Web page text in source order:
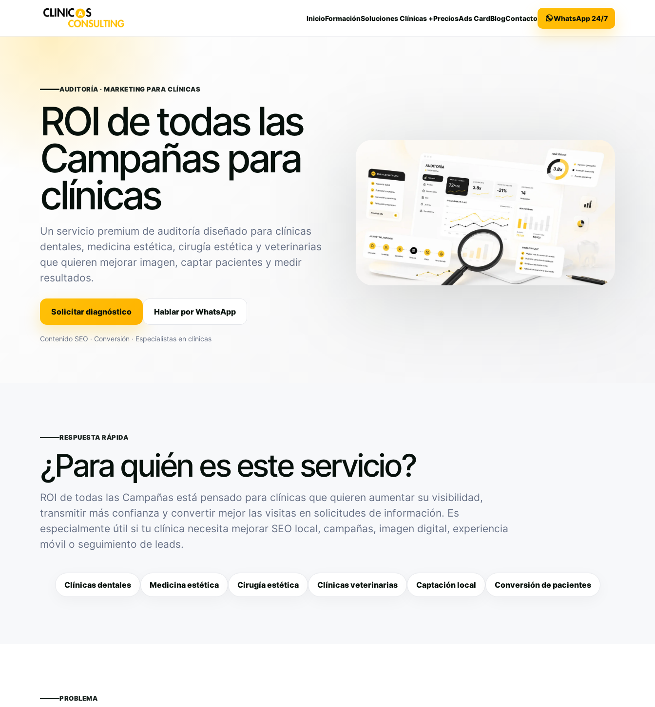
InicioFormaciónSoluciones Clínicas +PreciosAds CardBlogContacto WhatsApp 24/7
AUDITORÍA · MARKETING PARA CLÍNICAS
ROI de todas las
Campañas para
clínicas
Un servicio premium de auditoría diseñado para clínicas
dentales, medicina estética, cirugía estética y veterinarias
que quieren mejorar imagen, captar pacientes y medir
resultados.
Solicitar diagnóstico Hablar por WhatsApp
Contenido SEO · Conversión · Especialistas en clínicas
RESPUESTA RÁPIDA
¿Para quién es este servicio?
ROI de todas las Campañas está pensado para clínicas que quieren aumentar su visibilidad,
transmitir más confianza y convertir mejor las visitas en solicitudes de información. Es
especialmente útil si tu clínica necesita mejorar SEO local, campañas, imagen digital, experiencia
móvil o seguimiento de leads.
Clínicas dentales Medicina estética Cirugía estética Clínicas veterinarias Captación local Conversión de pacientes
PROBLEMA